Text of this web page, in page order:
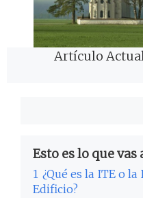
Artículo
Esto es lo que vas
1 ¿Qué es la ITE o
Edificio?